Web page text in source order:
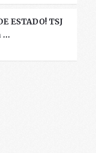
ESTADO! TSJ
…